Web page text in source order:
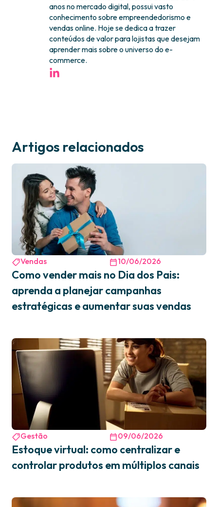
anos no mercado digital, possui vasto
conhecimento sobre empreendedorismo e
vendas online. Hoje se dedica a trazer
conteúdos de valor para lojistas que desejam
aprender mais sobre o universo do e-
commerce.
Artigos relacionados
Vendas 10/06/2026
Como vender mais no Dia dos Pais:
aprenda a planejar campanhas
estratégicas e aumentar suas vendas
Gestão 09/06/2026
Estoque virtual: como centralizar e
controlar produtos em múltiplos canais